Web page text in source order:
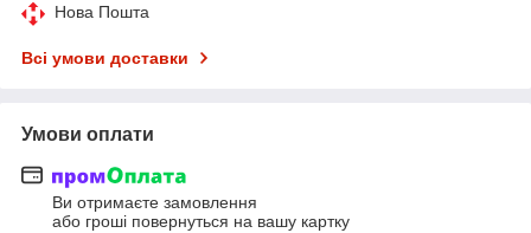
Нова Пошта
Всі умови доставки
Умови оплати
Ви отримаєте замовлення
або гроші повернуться на вашу картку